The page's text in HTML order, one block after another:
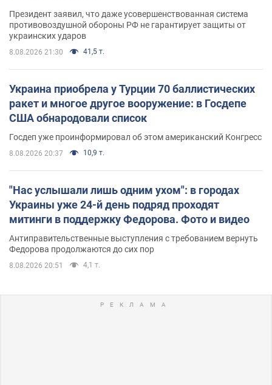
Президент заявил, что даже усовершенствованная система
противовоздушной обороны РФ не гарантирует защиты от
украинских ударов
8.08.2026 21:30 41,5 т.
Украина приобрела у Турции 70 баллистических
ракет и многое другое вооружение: в Госдепе
США обнародовали список
Госдеп уже проинформировал об этом американский Конгресс
8.08.2026 20:37 10,9 т.
"Нас услышали лишь одним ухом": в городах
Украины уже 24-й день подряд проходят
митинги в поддержку Федорова. Фото и видео
Антиправительственные выступления с требованием вернуть
Федорова продолжаются до сих пор
8.08.2026 20:51 4,1 т.